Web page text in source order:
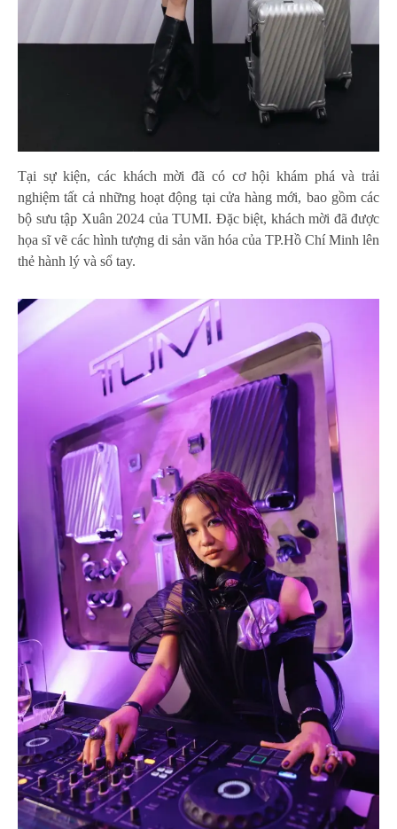
Tại sự kiện, các khách mời đã có cơ hội khám phá và trải
nghiệm tất cả những hoạt động tại cửa hàng mới, bao gồm các
bộ sưu tập Xuân 2024 của TUMI. Đặc biệt, khách mời đã được
họa sĩ vẽ các hình tượng di sản văn hóa của TP.Hồ Chí Minh lên
thẻ hành lý và sổ tay.